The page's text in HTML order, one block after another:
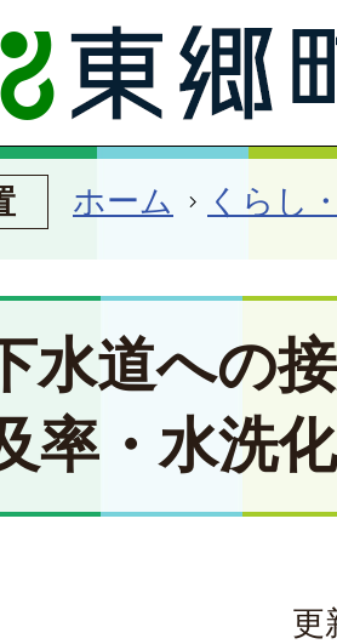
ホーム くらし
水道への
率・水洗
更